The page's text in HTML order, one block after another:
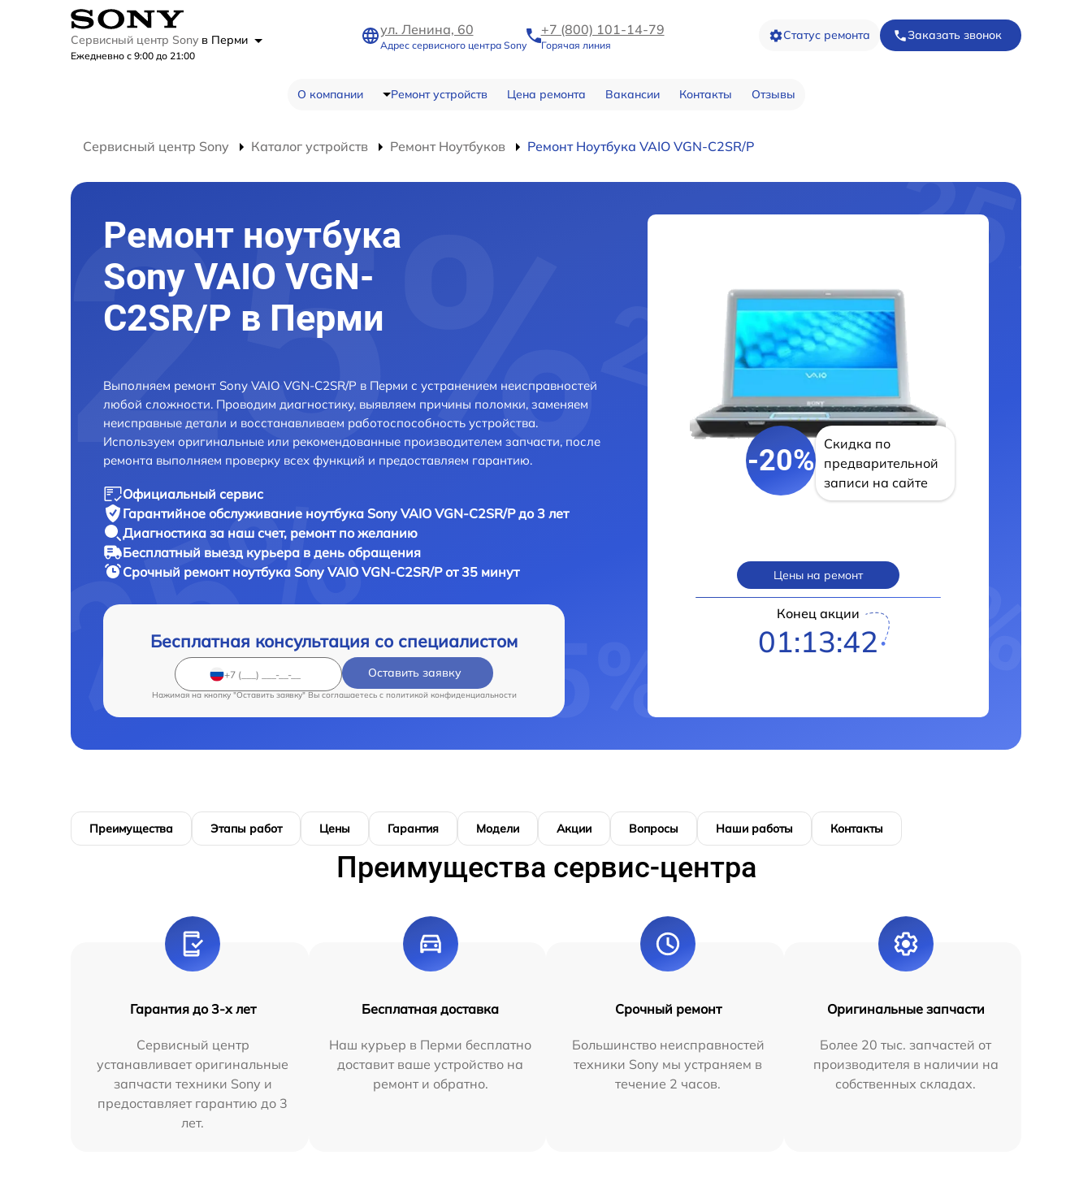
Сервисный центр Sony в Перми
Ежедневно с 9:00 до 21:00
ул. Ленина, 60
Адрес сервисного центра Sony
+7 (800) 101-14-79
Горячая линия
Статус ремонта Заказать звонок
О компании Ремонт устройств Цена ремонта Вакансии Контакты Отзывы
Сервисный центр Sony Каталог устройств Ремонт Ноутбуков Ремонт Ноутбука VAIO VGN-C2SR/P
Ремонт ноутбука
Sony VAIO VGN-
C2SR/P в Перми
Выполняем ремонт Sony VAIO VGN-C2SR/P в Перми с устранением неисправностей
любой сложности. Проводим диагностику, выявляем причины поломки, заменяем
неисправные детали и восстанавливаем работоспособность устройства.
Используем оригинальные или рекомендованные производителем запчасти, после
ремонта выполняем проверку всех функций и предоставляем гарантию.
Официальный сервис
Гарантийное обслуживание ноутбука Sony VAIO VGN-C2SR/P до 3 лет
Диагностика за наш счет, ремонт по желанию
Бесплатный выезд курьера в день обращения
Срочный ремонт ноутбука Sony VAIO VGN-C2SR/P от 35 минут
Бесплатная консультация со специалистом
Оставить заявку
Нажимая на кнопку "Оставить заявку" Вы соглашаетесь c политикой конфиденциальности
-20%
Скидка по
предварительной
записи на сайте
Цены на ремонт
Конец акции
01:13:41
Преимущества Этапы работ Цены Гарантия Модели Акции Вопросы Наши работы Контакты
Преимущества сервис-центра
Гарантия до 3-х лет
Сервисный центр
устанавливает оригинальные
запчасти техники Sony и
предоставляет гарантию до 3
лет.
Бесплатная доставка
Наш курьер в Перми бесплатно
доставит ваше устройство на
ремонт и обратно.
Срочный ремонт
Большинство неисправностей
техники Sony мы устраняем в
течение 2 часов.
Оригинальные запчасти
Более 20 тыс. запчастей от
производителя в наличии на
собственных складах.